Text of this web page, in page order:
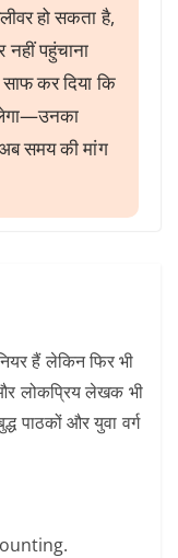
हो सकता है,
पहुंचाना
कर दिया कि
समय की मांग
हैं लेकिन फिर भी
लोकप्रिय लेखक भी
पाठकों और युवा वर्ग